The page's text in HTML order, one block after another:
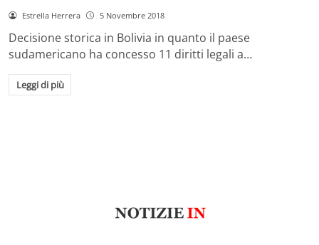
Estrella Herrera 5 Novembre 2018
Decisione storica in Bolivia in quanto il paese
sudamericano ha concesso 11 diritti legali a…
Leggi di più